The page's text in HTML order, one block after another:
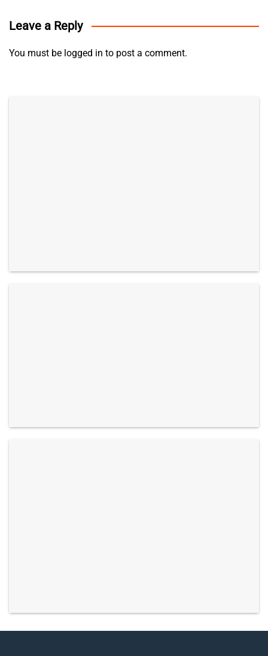
Leave a Reply
You must be logged in to post a comment.